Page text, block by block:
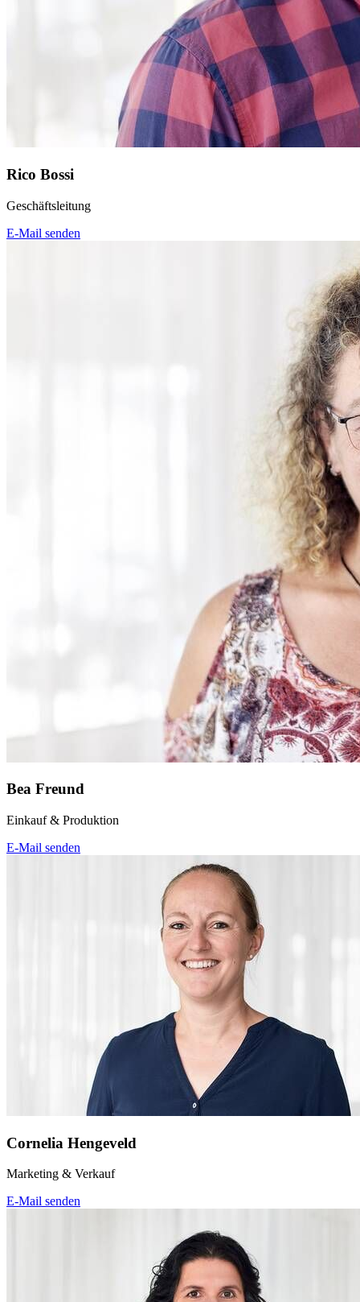
Rico Bossi
Geschäftsleitung
E-Mail senden
Bea Freund
Einkauf & Produktion
E-Mail senden
Cornelia Hengeveld
Marketing & Verkauf
E-Mail senden